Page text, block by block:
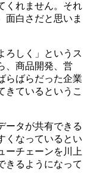
くれません。それ
面白さだと思いま
ろしく」というス
、商品開発、営
らばらだった企業
きているというこ
ータが共有できる
くなっているとい
ーチェーンを川上
きるようになって